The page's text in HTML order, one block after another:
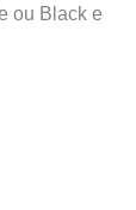
ou Black e